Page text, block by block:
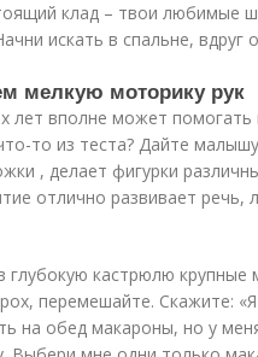
клад – твои любимые
искать в спальне, вдруг
мелкую моторику рук
лет вполне может помогать
то из теста? Дайте
, делает фигурки
отлично развивает речь,
глубокую кастрюлю крупные
перемешайте. Скажите:
на обед макароны, но у